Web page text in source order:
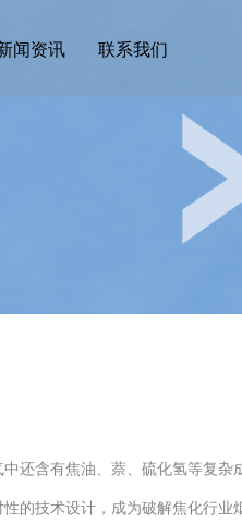
闻资讯 联系我们
还含有焦油、萘、硫化氢等复
的技术设计，成为破解焦化行业